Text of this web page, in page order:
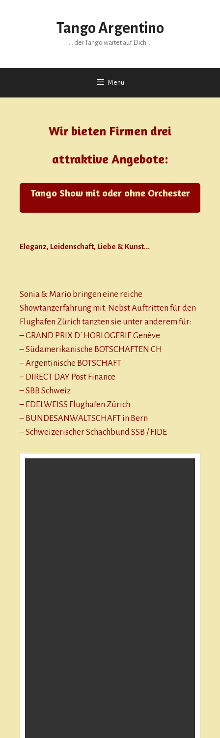
Tango Argentino
… der Tango wartet auf Dich …
Menu
Wir bieten Firmen drei
attraktive Angebote:
Tango Show mit oder ohne Orchester
Eleganz, Leidenschaft, Liebe & Kunst...
Sonia & Mario bringen eine reiche
Showtanzerfahrung mit. Nebst Auftritten für den
Flughafen Zürich tanzten sie unter anderem für:
– GRAND PRIX D`HORLOGERIE Genève
– Südamerikanische BOTSCHAFTEN CH
– Argentinische BOTSCHAFT
– DIRECT DAY Post Finance
– SBB Schweiz
– EDELWEISS Flughafen Zürich
– BUNDESANWALTSCHAFT in Bern
– Schweizerischer Schachbund SSB / FIDE